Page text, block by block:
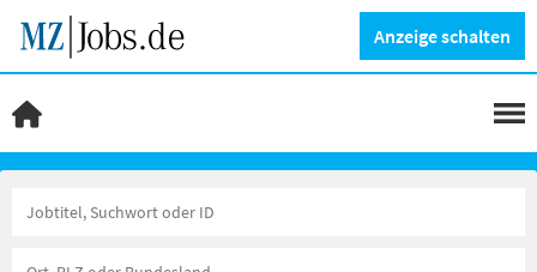
Anzeige schalten